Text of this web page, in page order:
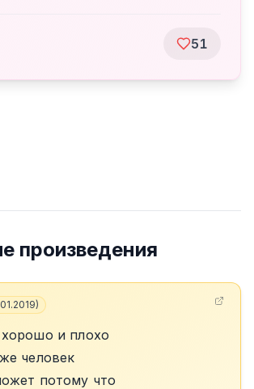
51
произведения
)
и плохо
человек
потому что